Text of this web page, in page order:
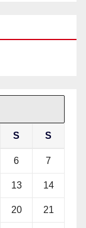
S S
6 7
13 14
20 21